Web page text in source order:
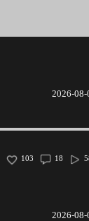
2026-08-
18
103
2026-08-